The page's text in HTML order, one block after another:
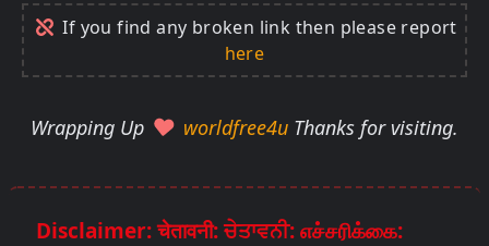
If you find any broken link then please report
here
Wrapping Up worldfree4u Thanks for visiting.
Disclaimer: चेतावनी: ਚੇਤਾਵਨੀ: எச்சரிக்கை: